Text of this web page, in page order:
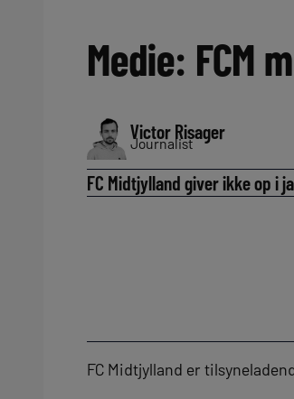
Medie: FCM
Victor Risager
Journalist
FC Midtjylland giver ikke op i
FC Midtjylland er